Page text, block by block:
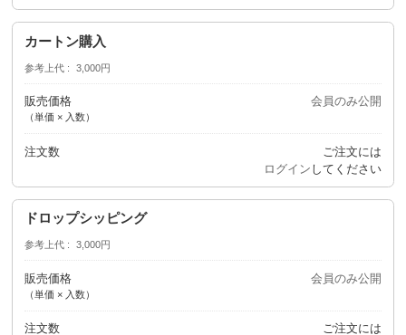
カートン購入
参考上代 3,000円
販売価格
（単価 × 入数）
会員のみ公開
注文数
ご注文には
ログイン してください
ドロップシッピング
参考上代 3,000円
販売価格
（単価 × 入数）
会員のみ公開
注文数
ご注文には